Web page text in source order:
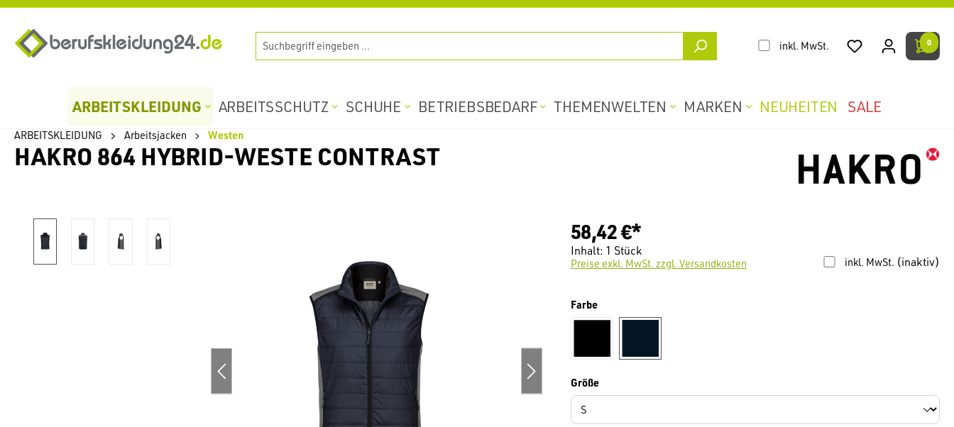
inkl. MwSt. 0
ARBEITSKLEIDUNG ARBEITSSCHUTZ SCHUHE BETRIEBSBEDARF THEMENWELTEN MARKEN NEUHEITEN SALE
ARBEITSKLEIDUNG Arbeitsjacken Westen
HAKRO 864 HYBRID-WESTE CONTRAST
58,42 €*
Inhalt: 1 Stück
inkl. MwSt. (inaktiv)
Preise exkl. MwSt. zzgl. Versandkosten
Farbeauswählen
Größeauswählen